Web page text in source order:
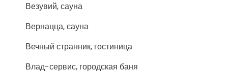
Везувий, сауна
Вернацца, сауна
Вечный странник, гостиница
Влад-сервис, городская баня